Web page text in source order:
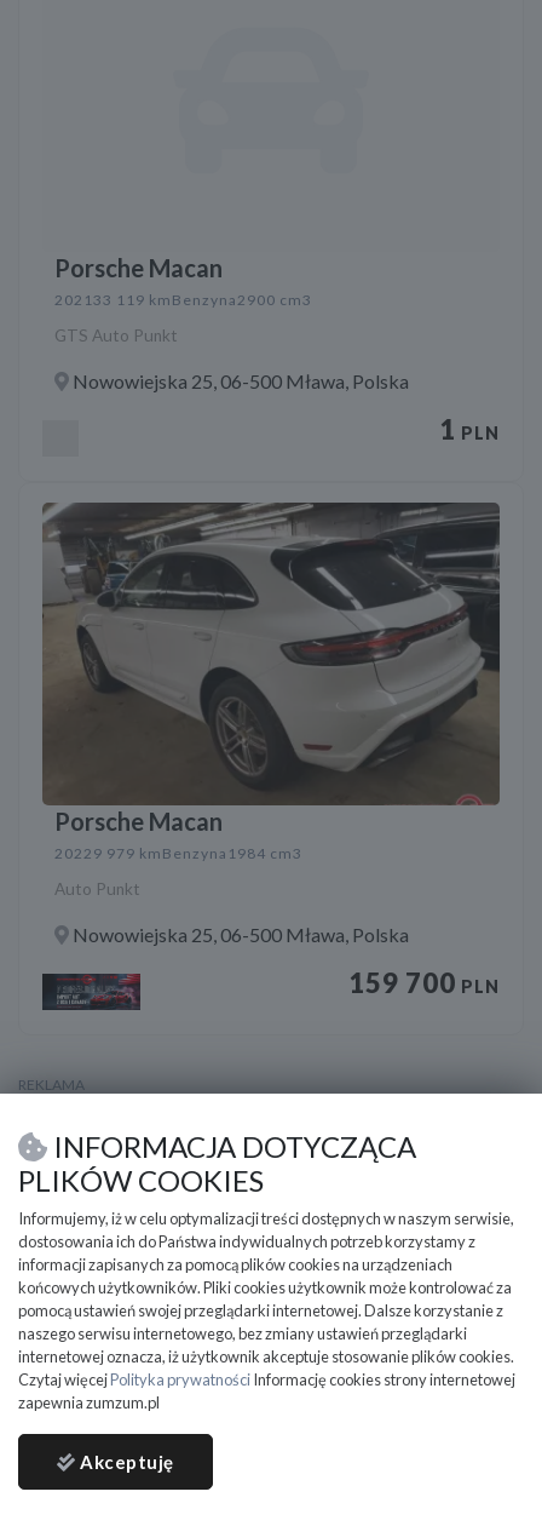
Porsche Macan
202133 119 km Benzyna2900 cm3
GTS Auto Punkt
Nowowiejska 25, 06-500 Mława, Polska
1 PLN
Porsche Macan
2022 9 979 km Benzyna 1984 cm3
Auto Punkt
Nowowiejska 25, 06-500 Mława, Polska
159 700 PLN
INFORMACJA DOTYCZĄCA
PLIKÓW COOKIES
Informujemy, iż w celu optymalizacji treści dostępnych w naszym serwisie,
dostosowania ich do Państwa indywidualnych potrzeb korzystamy z
informacji zapisanych za pomocą plików cookies na urządzeniach
końcowych użytkowników. Pliki cookies użytkownik może kontrolować za
pomocą ustawień swojej przeglądarki internetowej. Dalsze korzystanie z
naszego serwisu internetowego, bez zmiany ustawień przeglądarki
internetowej oznacza, iż użytkownik akceptuje stosowanie plików cookies.
Czytaj więcejPolityka prywatnościInformację cookies strony internetowej
zapewnia zumzum.pl
Akceptuję